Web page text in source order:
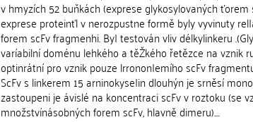
v hmyzích 52 buňkách (exprese glykosylovaných
exprese proteinťl v nerozpustne formě byly vyvinuty
forem scFv fragmenhi. By| testován vliv délkylinkeru
varíabilní doménu lehkého a těŽkého řetězce na vznik
optinrátní pro vznik pouze lrronon|emího scFv
ScFv s linkerem 15 arninokyse|in dlouhýn je srněsí
zastoupeni je ávislé na koncentraci scFv v roztoku (se
množstvínásobných forem scFv, hlavně dimeru)....